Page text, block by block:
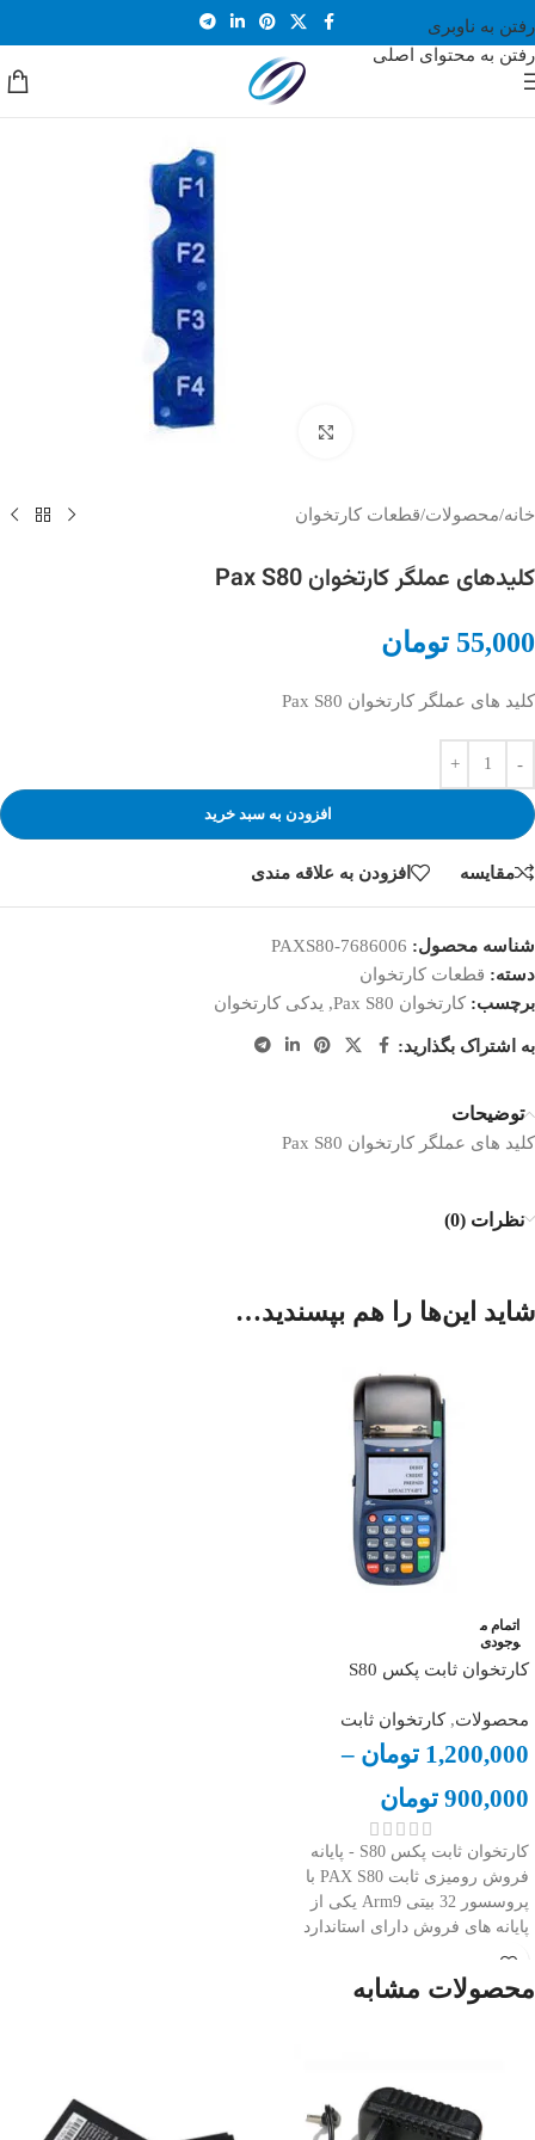
رفتن به ناوبری
رفتن به محتوای اصلی
بزرگنمایی تصویر
خانه/محصولات/قطعات کارتخوان
کلیدهای عملگر کارتخوان Pax S80
55,000 تومان
کلید های عملگر کارتخوان Pax S80
افزودن به سبد خرید
مقایسه افزودن به علاقه مندی
شناسه محصول: PAXS80-7686006
دسته: قطعات کارتخوان
برچسب: کارتخوان Pax S80 , یدکی کارتخوان
به اشتراک بگذارید:
توضیحات
کلید های عملگر کارتخوان Pax S80
نظرات (0)
شاید این‌ها را هم بپسندید…
اتمام م
وجودی
کارتخوان ثابت پکس S80
محصولات, کارتخوان ثابت
1,200,000 تومان –
900,000 تومان
کارتخوان ثابت پکس S80 - پایانه
فروش رومیزی ثابت PAX S80 با
پروسسور 32 بیتی Arm9 یکی از
پایانه های فروش دارای استاندارد
سازگار با نرم افزار فن آوا کارت
معمولی و پلاس عرضه شده
است مدل پلاس آن دارای صفحه
محصولات مشابه